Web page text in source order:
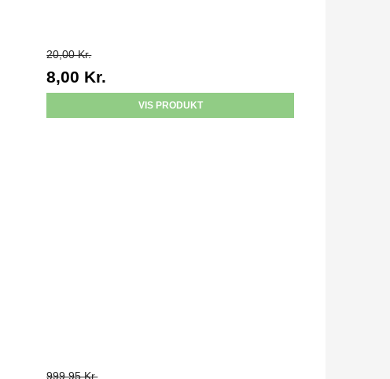
20,00 Kr.
8,00 Kr.
VIS PRODUKT
999,95 Kr.